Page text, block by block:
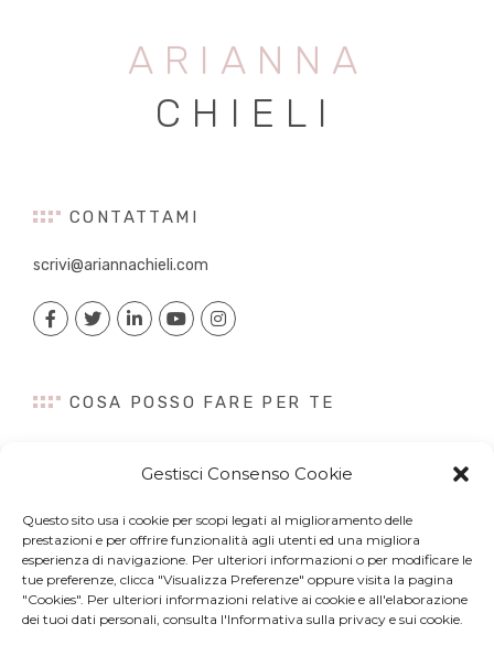
Gestisci Consenso Cookie
Questo sito usa i cookie per scopi legati al miglioramento delle
prestazioni e per offrire funzionalità agli utenti ed una migliora
esperienza di navigazione. Per ulteriori informazioni o per modificare le
tue preferenze, clicca "Visualizza Preferenze" oppure visita la pagina
"Cookies". Per ulteriori informazioni relative ai cookie e all'elaborazione
dei tuoi dati personali, consulta l'Informativa sulla privacy e sui cookie.
ARIANNA
CHIELI
CONTATTAMI
scrivi@ariannachieli.com
COSA POSSO FARE PER TE
Content Creation
Digital PR
Influencer Marketing
Newsletter